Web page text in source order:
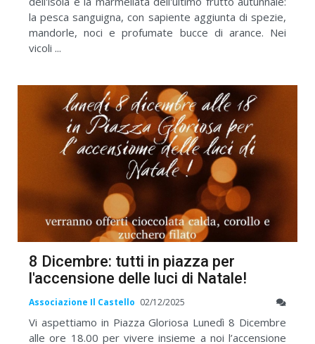
la pesca sanguigna, con sapiente aggiunta di spezie,
mandorle, noci e profumate bucce di arance. Nei
vicoli ...
8 Dicembre: tutti in piazza per
l'accensione delle luci di Natale!
Associazione Il Castello 02/12/2025
Vi aspettiamo in Piazza Gloriosa Lunedì 8 Dicembre
alle ore 18.00 per vivere insieme a noi l’accensione